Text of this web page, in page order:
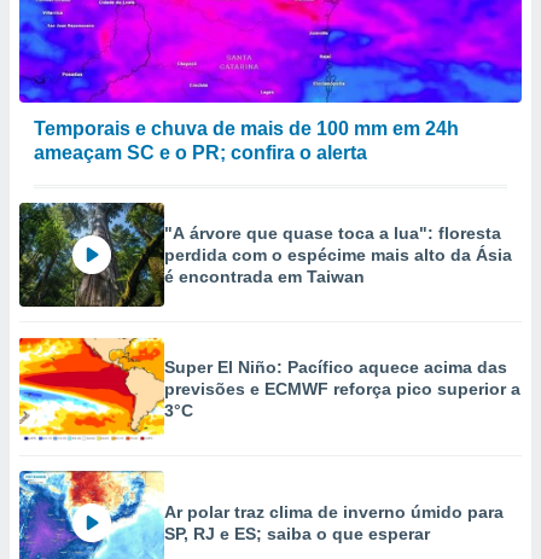
Temporais e chuva de mais de 100 mm em 24h
ameaçam SC e o PR; confira o alerta
"A árvore que quase toca a lua": floresta
perdida com o espécime mais alto da Ásia
é encontrada em Taiwan
Super El Niño: Pacífico aquece acima das
previsões e ECMWF reforça pico superior a
3°C
Ar polar traz clima de inverno úmido para
SP, RJ e ES; saiba o que esperar